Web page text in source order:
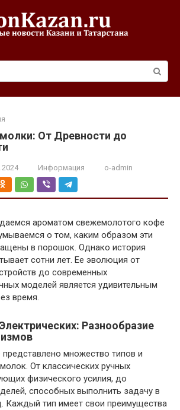
От Древности до
Информация o-admin
ароматом свежемолотого кофе
о том, каким образом эти
в порошок. Однако история
сотни лет. Ее эволюция от
до современных
моделей является удивительным
время.
Разнообразие
множество типов и
От классических ручных
физического усилия, до
способных выполнить задачу в
Каждый тип имеет свои преимущества